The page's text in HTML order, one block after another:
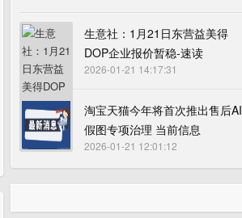
生意社：1月21日东营益美得
DOP企业报价暂稳-速读
2026-01-21 14:17:31
淘宝天猫今年将首次推出售后AI
假图专项治理 当前信息
2026-01-21 12:01:12